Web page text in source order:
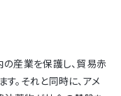
の産業を保護し、貿易赤
。それと同時に、アメ